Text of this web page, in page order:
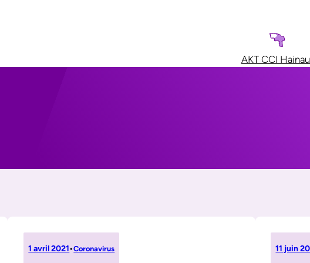
AKT CCI
1 avril 2021•Coronavirus 11 juin